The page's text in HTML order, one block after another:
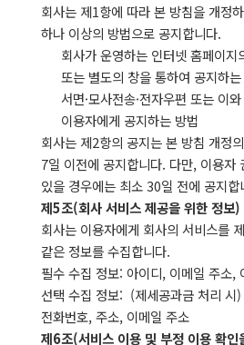
회사는 제1항에 따라 본 방침을 개정
하나 이상의 방법으로 공지합니다.
회사가 운영하는 인터넷 홈페이
또는 별도의 창을 통하여 공지하
서면·모사전송·전자우편 또는 이
이용자에게 공지하는 방법
회사는 제2항의 공지는 본 방침 개정
7일 이전에 공지합니다. 다만, 이용자
있을 경우에는 최소 30일 전에 공지합
제5조(회사 서비스 제공을 위한 정보)
회사는 이용자에게 회사의 서비스를
같은 정보를 수집합니다.
필수 수집 정보: 아이디, 이메일 주소,
선택 수집 정보: (제세공과금 처리 시
전화번호, 주소, 이메일 주소
제6조(서비스 이용 및 부정 이용 확인